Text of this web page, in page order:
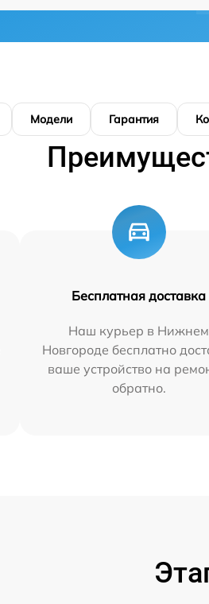
Модели Гарантия
Бесплатная доставка
Наш курьер в Нижнем
Новгороде бесплатно
ваше устройство на
обратно.